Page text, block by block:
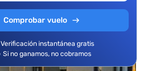
Comprobar vuelo
Verificación instantánea gratis
Si no ganamos, no cobramos